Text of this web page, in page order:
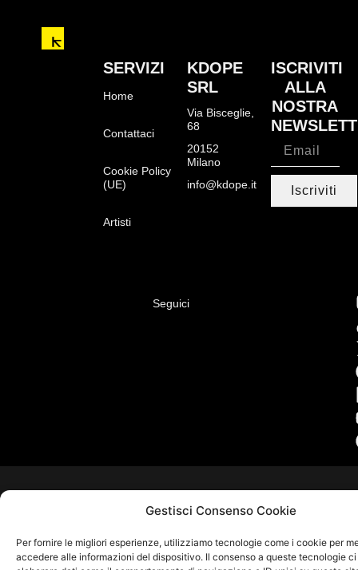
Gestisci Consenso Cookie
Per fornire le migliori esperienze, utilizziamo tecnologie come i cookie per
accedere alle informazioni del dispositivo. Il consenso a queste tecnologie
SERVIZI
Home
Contattaci
Cookie Policy
(UE)
Artisti
KDOPE
SRL
Via Bisceglie,
68
20152
Milano
info@kdope.it
ISCRIVITI
ALLA
NOSTRA
Iscriviti
Seguici